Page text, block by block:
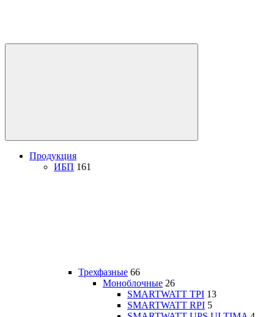
Продукция
ИБП 161
Трехфазные 66
Моноблочные 26
SMARTWATT TPI 13
SMARTWATT RPI 5